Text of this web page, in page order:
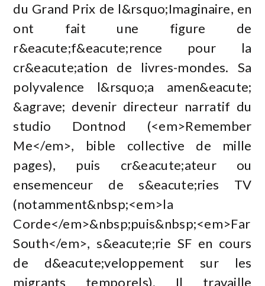
du Grand Prix de l&rsquo;Imaginaire, en
ont fait une figure de
r&eacute;f&eacute;rence pour la
cr&eacute;ation de livres-mondes. Sa
polyvalence l&rsquo;a amen&eacute;
&agrave; devenir directeur narratif du
studio Dontnod (<em>Remember
Me</em>, bible collective de mille
pages), puis cr&eacute;ateur ou
ensemenceur de s&eacute;ries TV
(notamment&nbsp;<em>la
Corde</em>&nbsp;puis&nbsp;<em>Far
South</em>, s&eacute;rie SF en cours
de d&eacute;veloppement sur les
migrants temporels). Il travaille